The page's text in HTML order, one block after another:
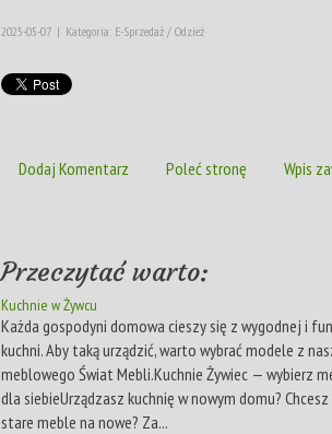
2025-05-07 | Kategoria: E-Sprzedaż / Odzież
Dodaj Komentarz Poleć stronę Wpis
Przeczytać warto:
Kuchnie w Żywcu
Każda gospodyni domowa cieszy się z wygodnej i
kuchni. Aby taką urządzić, warto wybrać modele z
meblowego Świat Mebli.Kuchnie Żywiec — wybierz
dla siebieUrządzasz kuchnię w nowym domu?
stare meble na nowe? Za...